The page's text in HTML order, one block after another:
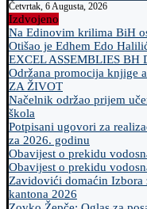
Četvrtak, 6 Augusta, 2026
Izdvojeno
Na Edinovim krilima BiH
Otišao je Edhem Edo
EXCEL ASSEMBLIES BH
Održana promocija knjige
ZA ŽIVOT
Načelnik održao prijem
škola
Potpisani ugovori za
za 2026. godinu
Obavijest o prekidu
Obavijest o prekidu
Zavidovići domaćin Izbora
kantona 2026